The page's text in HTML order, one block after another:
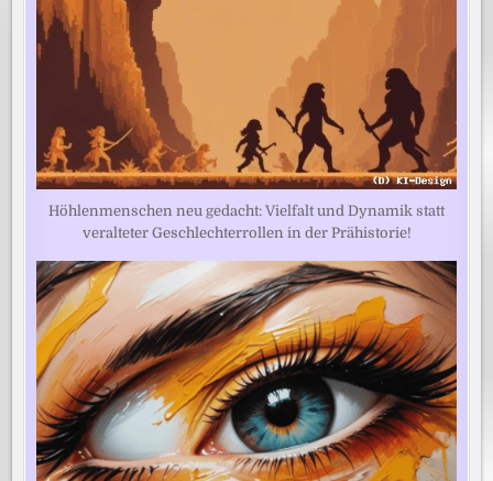
Höhlenmenschen neu gedacht: Vielfalt und Dynamik statt
veralteter Geschlechterrollen in der Prähistorie!